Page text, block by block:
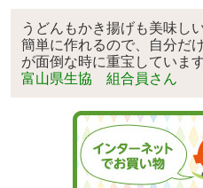
うどんもかき揚げも美味し
簡単に作れるので、自分だ
が面倒な時に重宝しています
富山県生協 組合員さん